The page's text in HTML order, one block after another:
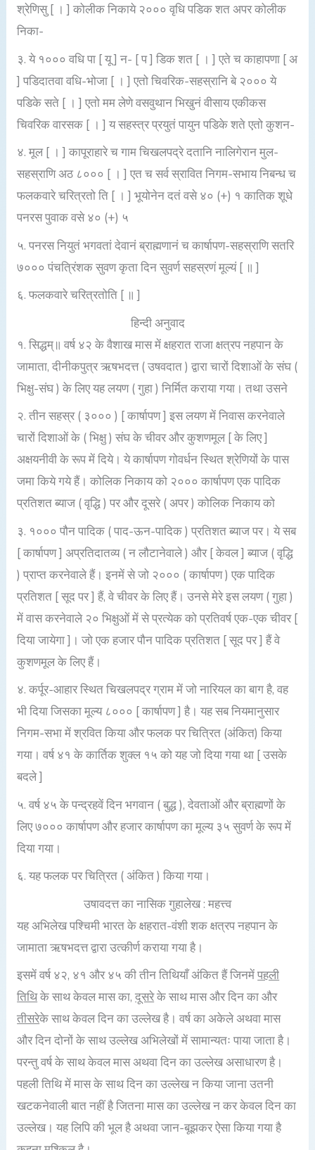
श्रेणिसु [ । ] कोलीक निकाये २००० वृधि पडिक शत अपर कोलीक
निका-
३. ये १००० वधि पा [ यू ] न- [ प ] डिक शत [ । ] एते च काहापणा [ अ
] पडिदातवा वधि-भोजा [ । ] एतो चिवरिक-सहस्रानि बे २००० ये
पडिके सते [ । ] एतो मम लेणे वसवुथान भिखुनं वीसाय एकीकस
चिवरिक वारसक [ । ] य सहस्त्र प्रयुतं पायुन पडिके शते एतो कुशन-
४. मूल [ । ] कापूराहारे च गाम चिखलपद्रे दतानि नालिगेरान मुल-
सहस्राणि अठ ८००० [ । ] एत च सर्व स्रावित निगम-सभाय निबन्ध च
फलकवारे चरित्रतो ति [ । ] भूयोनेन दतं वसे ४० (+) १ कातिक शूधे
पनरस पुवाक वसे ४० (+) ५
५. पनरस नियुतं भगवतां देवानं ब्राह्मणानं च कार्षापण-सहस्राणि सतरि
७००० पंचत्रिंशक सुवण कृता दिन सुवर्ण सहस्रणं मूल्यं [ ॥ ]
६. फलकवारे चरित्रतोति [ ॥ ]
हिन्दी अनुवाद
१. सिद्धम्॥ वर्ष ४२ के वैशाख मास में क्षहरात राजा क्षत्रप नहपान के
जामाता, दीनीकपुत्र ऋषभदत्त ( उषवदात ) द्वारा चारों दिशाओं के संघ (
भिक्षु-संघ ) के लिए यह लयण ( गुहा ) निर्मित कराया गया। तथा उसने
२. तीन सहस्र ( ३००० ) [ कार्षापण ] इस लयण में निवास करनेवाले
चारों दिशाओं के ( भिक्षु ) संघ के चीवर और कुशणमूल [ के लिए ]
अक्षयनीवी के रूप में दिये। ये कार्षापण गोवर्धन स्थित श्रेणियों के पास
जमा किये गये हैं। कोलिक निकाय को २००० कार्षापण एक पादिक
प्रतिशत ब्याज ( वृद्धि ) पर और दूसरे ( अपर ) कोलिक निकाय को
३. १००० पौन पादिक ( पाद-ऊन-पादिक ) प्रतिशत ब्याज पर। ये सब
[ कार्षापण ] अप्रतिदातव्य ( न लौटानेवाले ) और [ केवल ] ब्याज ( वृद्धि
) प्राप्त करनेवाले हैं। इनमें से जो २००० ( कार्षापण ) एक पादिक
प्रतिशत [ सूद पर ] हैं, वे चीवर के लिए हैं। उनसे मेरे इस लयण ( गुहा )
में वास करनेवाले २० भिक्षुओं में से प्रत्येक को प्रतिवर्ष एक-एक चीवर [
दिया जायेगा ]। जो एक हजार पौन पादिक प्रतिशत [ सूद पर ] हैं वे
कुशणमूल के लिए हैं।
४. कर्पूर-आहार स्थित चिखलपद्र ग्राम में जो नारियल का बाग है, वह
भी दिया जिसका मूल्य ८००० [ कार्षापण ] है। यह सब नियमानुसार
निगम-सभा में श्रवित किया और फलक पर चित्रित (अंकित) किया
गया। वर्ष ४१ के कार्तिक शुक्ल १५ को यह जो दिया गया था [ उसके
बदले ]
५. वर्ष ४५ के पन्द्रहवें दिन भगवान ( बुद्ध ), देवताओं और ब्राह्मणों के
लिए ७००० कार्षापण और हजार कार्षापण का मूल्य ३५ सुवर्ण के रूप में
दिया गया।
६. यह फलक पर चित्रित ( अंकित ) किया गया।
उषावदत्त का नासिक गुहालेख : महत्त्व
यह अभिलेख पश्चिमी भारत के क्षहरात-वंशी शक क्षत्रप नहपान के
जामाता ऋषभदत्त द्वारा उत्कीर्ण कराया गया है।
इसमें वर्ष ४२, ४१ और ४५ की तीन तिथियाँ अंकित हैं जिनमेंपहली
तिथिके साथ केवल मास का,दूसरेके साथ मास और दिन का और
तीसरेके साथ केवल दिन का उल्लेख है। वर्ष का अकेले अथवा मास
और दिन दोनों के साथ उल्लेख अभिलेखों में सामान्यतः पाया जाता है।
परन्तु वर्ष के साथ केवल मास अथवा दिन का उल्लेख असाधारण है।
पहली तिथि में मास के साथ दिन का उल्लेख न किया जाना उतनी
खटकनेवाली बात नहीं है जितना मास का उल्लेख न कर केवल दिन का
उल्लेख। यह लिपि की भूल है अथवा जान-बूझकर ऐसा किया गया है